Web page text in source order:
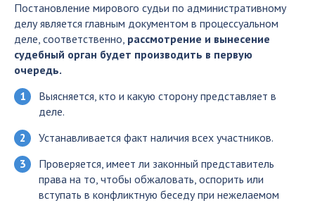
Постановление мирового судьи по административному
делу является главным документом в процессуальном
деле, соответственно, рассмотрение и вынесение
судебный орган будет производить в первую
очередь.
Выясняется, кто и какую сторону представляет в
деле.
Устанавливается факт наличия всех участников.
Проверяется, имеет ли законный представитель
права на то, чтобы обжаловать, оспорить или
вступать в конфликтную беседу при нежелаемом